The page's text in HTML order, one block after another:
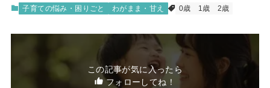
子育ての悩み・困りごと わがまま・甘え 0歳 1歳 2歳
この記事が気に入ったら
フォローしてね！